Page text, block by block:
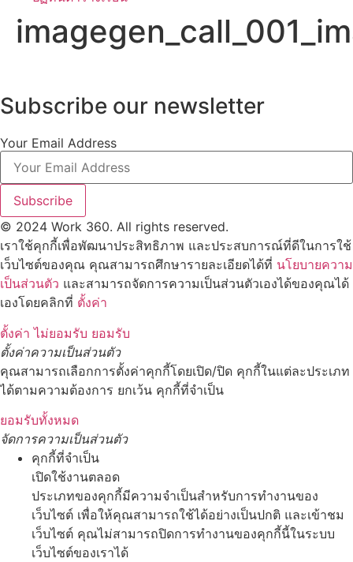
Subscribe our newsletter
Your Email Address
Subscribe
© 2024 Work 360. All rights reserved.
เราใช้คุกกี้เพื่อพัฒนาประสิทธิภาพ และประสบการณ์ที่ดีในการใช้
เว็บไซต์ของคุณ คุณสามารถศึกษารายละเอียดได้ที่ นโยบายความ
เป็นส่วนตัว และสามารถจัดการความเป็นส่วนตัวเองได้ของคุณได้
เองโดยคลิกที่ ตั้งค่า
ตั้งค่า ไม่ยอมรับ ยอมรับ
ตั้งค่าความเป็นส่วนตัว
คุณสามารถเลือกการตั้งค่าคุกกี้โดยเปิด/ปิด คุกกี้ในแต่ละประเภท
ได้ตามความต้องการ ยกเว้น คุกกี้ที่จำเป็น
ยอมรับทั้งหมด
จัดการความเป็นส่วนตัว
คุกกี้ที่จำเป็น
เปิดใช้งานตลอด
ประเภทของคุกกี้มีความจำเป็นสำหรับการทำงานของ
เว็บไซต์ เพื่อให้คุณสามารถใช้ได้อย่างเป็นปกติ และเข้าชม
เว็บไซต์ คุณไม่สามารถปิดการทำงานของคุกกี้นี้ในระบบ
เว็บไซต์ของเราได้